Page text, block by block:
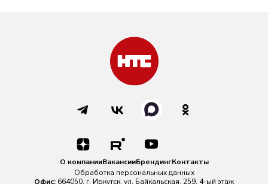
О компанииВакансииБрендингКонтакты
Обработка персональных данных
Офис: 664050, г. Иркутск, ул. Байкальская, 259, 4-ый этаж